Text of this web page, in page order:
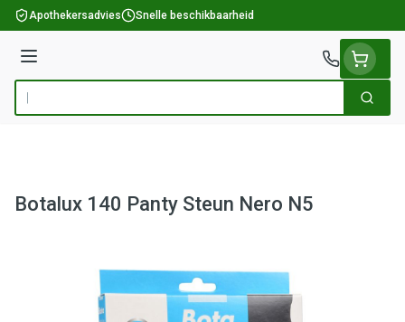
Ga naar de inhoud
Apothekersadvies Snelle beschikbaarheid
Menu
Product, merk, categorie... Zoek
Botalux 140 Panty Steun Nero N5